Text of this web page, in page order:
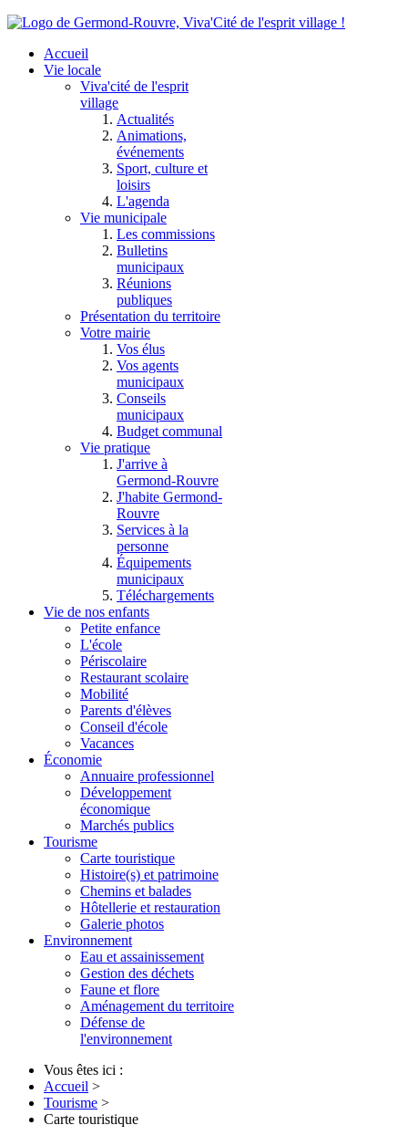
Accueil
Vie locale
Viva'cité de l'esprit
village
Actualités
Animations,
événements
Sport, culture et
loisirs
L'agenda
Vie municipale
Les commissions
Bulletins
municipaux
Réunions
publiques
Présentation du territoire
Votre mairie
Vos élus
Vos agents
municipaux
Conseils
municipaux
Budget communal
Vie pratique
J'arrive à
Germond-Rouvre
J'habite Germond-
Rouvre
Services à la
personne
Équipements
municipaux
Téléchargements
Vie de nos enfants
Petite enfance
L'école
Périscolaire
Restaurant scolaire
Mobilité
Parents d'élèves
Conseil d'école
Vacances
Économie
Annuaire professionnel
Développement
économique
Marchés publics
Tourisme
Carte touristique
Histoire(s) et patrimoine
Chemins et balades
Hôtellerie et restauration
Galerie photos
Environnement
Eau et assainissement
Gestion des déchets
Faune et flore
Aménagement du territoire
Défense de
l'environnement
Vous êtes ici :
Accueil >
Tourisme >
Carte touristique